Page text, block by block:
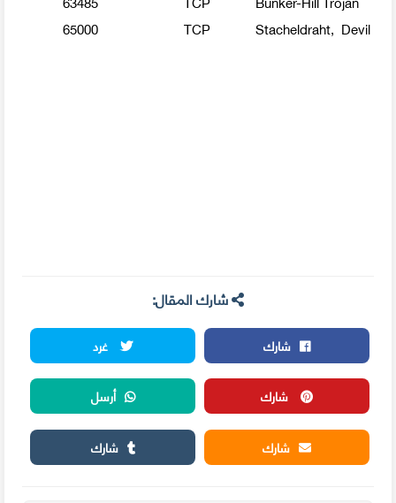
65000
TCP Stacheldraht, Devil
شارك المقال:
شارك
غرد
شارك
أرسل
شارك
شارك